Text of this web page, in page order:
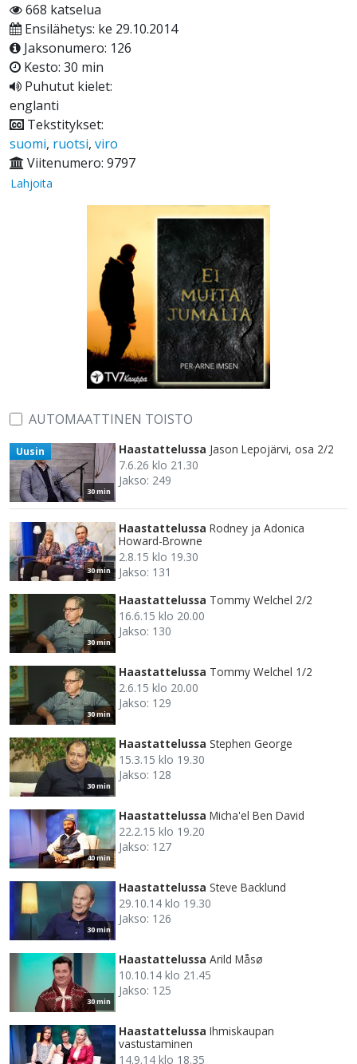
668 katselua
Ensilähetys: ke 29.10.2014
Jaksonumero: 126
Kesto: 30 min
Puhutut kielet:
englanti
Tekstitykset:
suomi, ruotsi, viro
Viitenumero: 9797
Lahjoita
AUTOMAATTINEN TOISTO
30 min
Uusin Haastattelussa Jason Lepojärvi, osa 2/2
7.6.26 klo 21.30
Jakso: 249
30 min
Haastattelussa Rodney ja Adonica
Howard-Browne
2.8.15 klo 19.30
Jakso: 131
30 min
Haastattelussa Tommy Welchel 2/2
16.6.15 klo 20.00
Jakso: 130
30 min
Haastattelussa Tommy Welchel 1/2
2.6.15 klo 20.00
Jakso: 129
30 min
Haastattelussa Stephen George
15.3.15 klo 19.30
Jakso: 128
40 min
Haastattelussa Micha'el Ben David
22.2.15 klo 19.20
Jakso: 127
30 min
Haastattelussa Steve Backlund
29.10.14 klo 19.30
Jakso: 126
30 min
Haastattelussa Arild Måsø
10.10.14 klo 21.45
Jakso: 125
Haastattelussa Ihmiskaupan
vastustaminen
14.9.14 klo 18.35